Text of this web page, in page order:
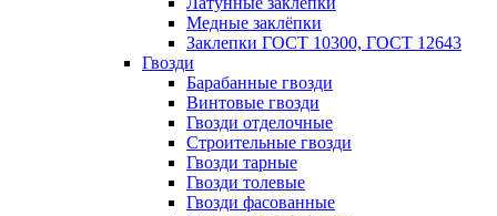
Медные заклёпки
Заклепки ГОСТ 10300, ГОСТ 12643
Гвозди
Барабанные гвозди
Винтовые гвозди
Гвозди отделочные
Строительные гвозди
Гвозди тарные
Гвозди толевые
Гвозди фасованные